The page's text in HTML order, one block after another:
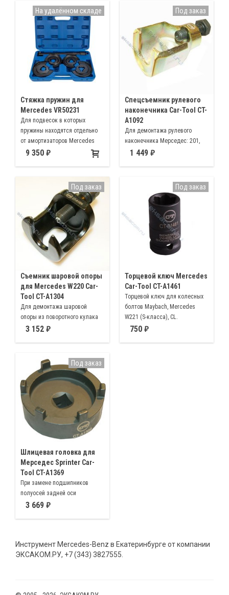
1998 г. Mercedes
Стяжка пружин для
Mercedes VR50231
Для подвесок в которых
пружины находятся отдельно
от амортизаторов Mercedes
Benz
9 350
На удалённом складе
Спецсъемник рулевого
наконечника Car-Tool CT-
A1092
Для демонтажа рулевого
наконечника Мерседес: 201,
123, 124, 126, 129 и т.д., а так
CITROEN, VOLVO, SAAB,
MITSUBISHI и другие японские
автомобили
1 449
Под заказ
Съемник шаровой опоры
для Mercedes W220 Car-
Tool CT-A1304
Для демонтажа шаровой
опоры из поворотного кулака
Применение: Mercedes W211
3 152
Под заказ
Торцевой ключ Mercedes
Car-Tool CT-A1461
Торцевой ключ для колесных
болтов Maybach, Mercedes
W221 (S-класса), CL.
Оригинальный номер 000 990
750
Под заказ
Шлицевая головка для
Мерседес Sprinter Car-
Tool CT-A1369
При замене подшипников
полуосей задней оси
автомобилей Мерседес Sprinter
своеобразный профиль и при
этом необходимо использовать
3 669
Под заказ
Инструмент Mercedes-Benz в Екатеринбурге от компании
ЭКСАКОМ.РУ, +7 (343) 3827555.